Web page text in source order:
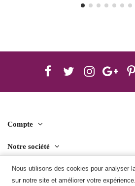
Nous utilisons des cookies pour analyser
sur notre site et améliorer votre
Compte
Notre société
Contact us